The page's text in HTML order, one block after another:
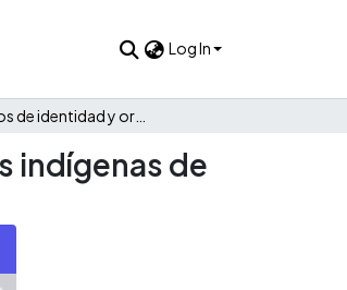
Log In
indígenas de